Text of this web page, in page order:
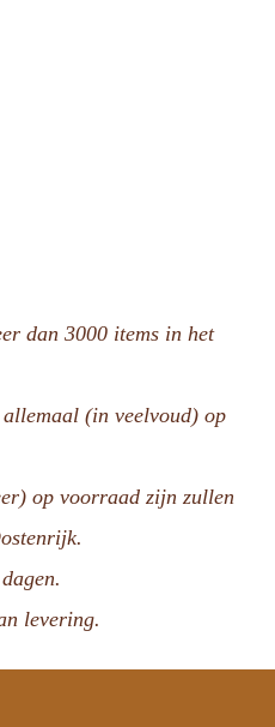
dan 3000 items in het
(in veelvoud) op
op voorraad zijn zullen
levering.